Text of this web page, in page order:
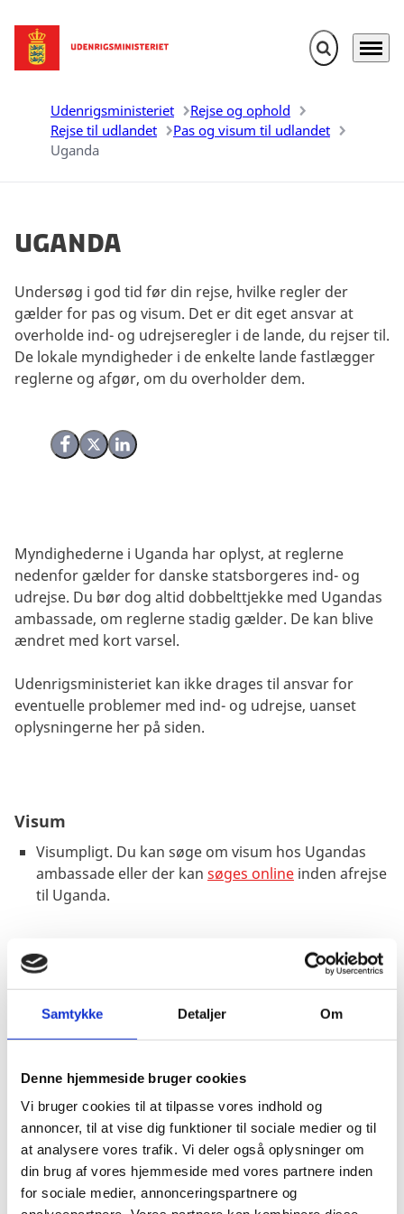
Samtykke Detaljer Om
Denne hjemmeside bruger cookies
Vi bruger cookies til at tilpasse vores indhold og
annoncer, til at vise dig funktioner til sociale medier og til
at analysere vores trafik. Vi deler også oplysninger om
din brug af vores hjemmeside med vores partnere inden
for sociale medier, annonceringspartnere og
Gå til forsiden Fold søgefelt
Menu
Udenrigsministeriet
Rejse og ophold
Rejse til udlandet
Pas og visum til udlandet
Uganda
Uganda
Del på Facebook
Del på X (Twitter)
Del på LinkedIn
Undersøg i god tid før din rejse, hvilke regler der
gælder for pas og visum. Det er dit eget ansvar at
overholde ind- og udrejseregler i de lande, du rejser til.
De lokale myndigheder i de enkelte lande fastlægger
reglerne og afgør, om du overholder dem.
Myndighederne i Uganda har oplyst, at reglerne
nedenfor gælder for danske statsborgeres ind- og
udrejse. Du bør dog altid dobbelttjekke med Ugandas
ambassade, om reglerne stadig gælder. De kan blive
ændret med kort varsel.
Udenrigsministeriet kan ikke drages til ansvar for
eventuelle problemer med ind- og udrejse, uanset
oplysningerne her på siden.
Visum
Visumpligt. Du kan søge om visum hos Ugandas
ambassade eller der kan søges online inden afrejse
til Uganda.
Pas
Pas skal være gyldigt i 6 måneder ved indrejsen.
udrejse.
Danske nødpas (provisoriske pas) anerkendes kun
ved udrejse til Danmark, også i forbindelse med
transit. Politirapport eller lignende skal kunne
dokumentere, at det pas, som du indrejste på, er
mistet eller kunne vise, at dit ordinære pas er